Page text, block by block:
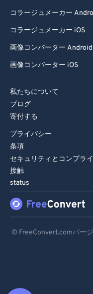
コラージュメーカー
コラージュメーカー iOS
画像コンバーター Android
画像コンバーター iOS
私たちについて
ブログ
寄付する
プライバシー
条項
セキュリティとコンプラ
接触
status
© FreeConvert.comバー